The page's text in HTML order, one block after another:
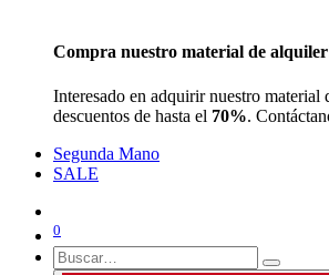
Compra nuestro material de
Interesado en adquirir nuestro material
descuentos de hasta el 70%.
Segunda Mano
SALE
0